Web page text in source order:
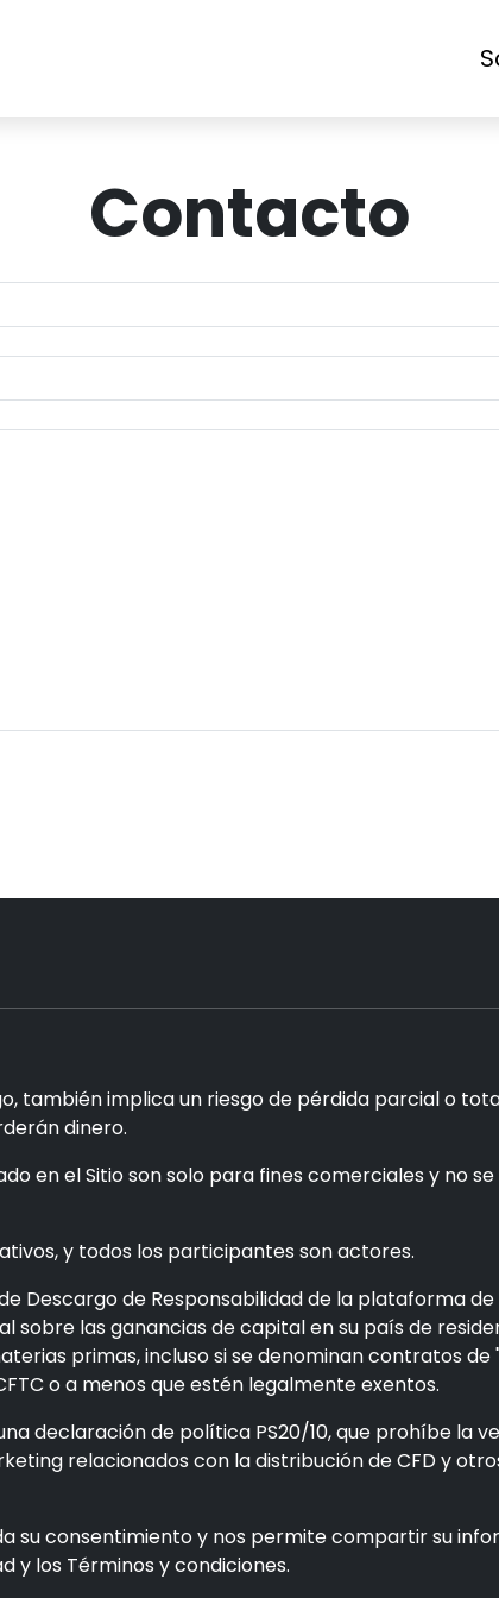
Contacto
también implica un riesgo de pérdida parcial o
dinero.
en el Sitio son solo para fines comerciales y no
y todos los participantes son actores.
Descargo de Responsabilidad de la plataforma
las ganancias de capital en su país de
primas, incluso si se denominan contratos
o a menos que estén legalmente exentos.
declaración de política PS20/10, que prohíbe la
relacionados con la distribución de CFD y
su consentimiento y nos permite compartir su
y los Términos y condiciones.